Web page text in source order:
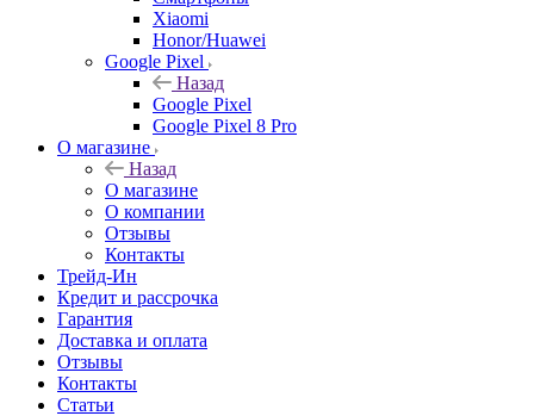
Xiaomi
Honor/Huawei
Google Pixel
Назад
Google Pixel
Google Pixel 8 Pro
О магазине
Назад
О магазине
О компании
Отзывы
Контакты
Трейд-Ин
Кредит и рассрочка
Гарантия
Доставка и оплата
Отзывы
Контакты
Статьи